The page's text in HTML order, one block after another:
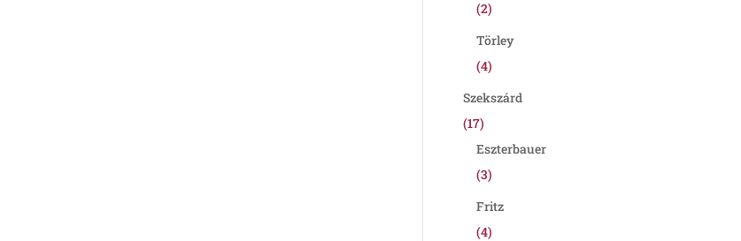
(2)
Törley
(4)
Szekszárd
(17)
Eszterbauer
(3)
Fritz
(4)